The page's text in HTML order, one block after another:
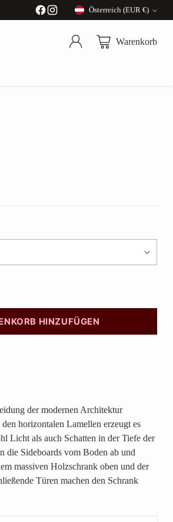
Währung
Österreich (EUR €)
Warenkorb
HINZUFÜGEN
der modernen Architektur
horizontalen Lamellen erzeugt es
Licht als auch Schatten in der Tiefe der
die Sideboards vom Boden ab und
massiven Holzschrank oben und der
Türen machen den Schrank